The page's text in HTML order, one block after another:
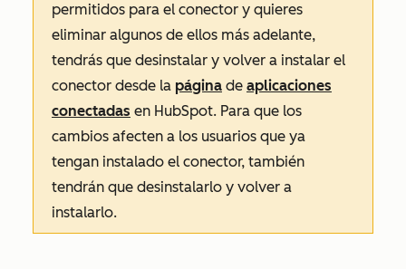
permitidos para el conector y quieres
eliminar algunos de ellos más adelante,
tendrás que desinstalar y volver a instalar el
conector desde la página de aplicaciones
conectadas en HubSpot. Para que los
cambios afecten a los usuarios que ya
tengan instalado el conector, también
tendrán que desinstalarlo y volver a
instalarlo.